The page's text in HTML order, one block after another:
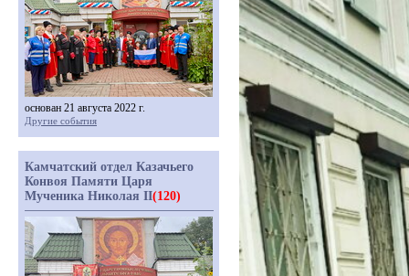
основан 21 августа 2022 г.
Другие события
Камчатский отдел Казачьего
Конвоя Памяти Царя
Мученика Николая II(120)